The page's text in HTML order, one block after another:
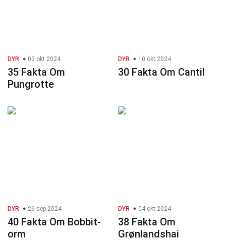
DYR 03 okt 2024
35 Fakta Om
Pungrotte
DYR 10 okt 2024
30 Fakta Om Cantil
DYR 26 sep 2024
40 Fakta Om Bobbit-
orm
DYR 04 okt 2024
38 Fakta Om
Grønlandshai